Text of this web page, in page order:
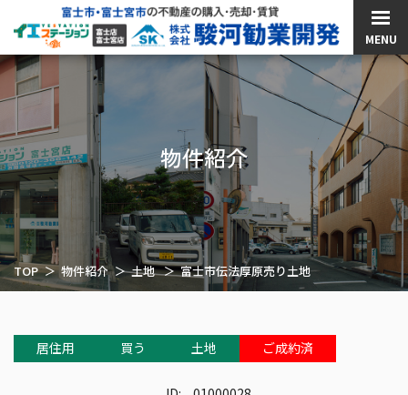
MENU
物件紹介
TOP 物件紹介 土地 富士市伝法厚原売り土地
居住用 買う 土地 ご成約済